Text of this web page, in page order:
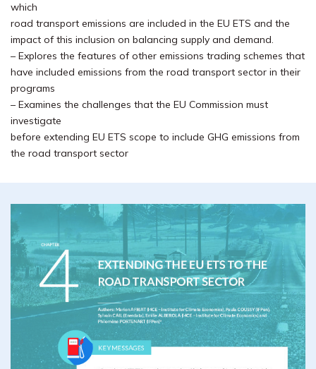
which
road transport emissions are included in the EU ETS and the
impact of this inclusion on balancing supply and demand.
– Explores the features of other emissions trading schemes that
have included emissions from the road transport sector in their
programs
– Examines the challenges that the EU Commission must
investigate
before extending EU ETS scope to include GHG emissions from
the road transport sector